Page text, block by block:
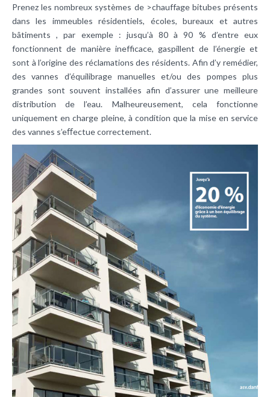
Prenez les nombreux systèmes de >chauffage bitubes présents
dans les immeubles résidentiels, écoles, bureaux et autres
bâtiments , par exemple : jusqu’à 80 à 90 % d’entre eux
fonctionnent de manière inefficace, gaspillent de l’énergie et
sont à l’origine des réclamations des résidents. Afin d’y remédier,
des vannes d’équilibrage manuelles et/ou des pompes plus
grandes sont souvent installées afin d’assurer une meilleure
distribution de l’eau. Malheureusement, cela fonctionne
uniquement en charge pleine, à condition que la mise en service
des vannes s’eﬀectue correctement.